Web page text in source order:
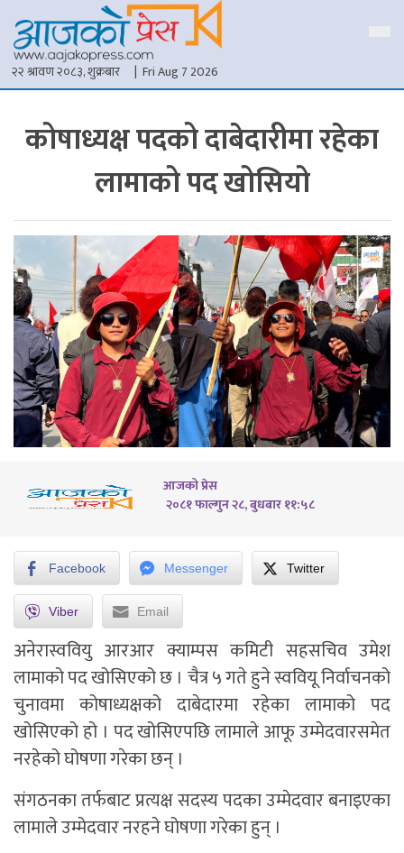
२२ श्रावण २०८३, शुक्रबार | Fri Aug 7 2026
कोषाध्यक्ष पदको दाबेदारीमा रहेका
लामाको पद खोसियो
आजको प्रेस
२०८१ फाल्गुन २८, बुधबार ११:५८
Facebook Messenger Twitter
Viber Email
अनेरास्ववियु आरआर क्याम्पस कमिटी सहसचिव उमेश
लामाको पद खोसिएको छ । चैत्र ५ गते हुने स्ववियू निर्वाचनको
चुनावमा कोषाध्यक्षको दाबेदारमा रहेका लामाको पद
खोसिएको हो । पद खोसिएपछि लामाले आफू उम्मेदवारसमेत
नरहेको घोषणा गरेका छन् ।
संगठनका तर्फबाट प्रत्यक्ष सदस्य पदका उम्मेदवार बनाइएका
लामाले उम्मेदवार नरहने घोषणा गरेका हुन् ।